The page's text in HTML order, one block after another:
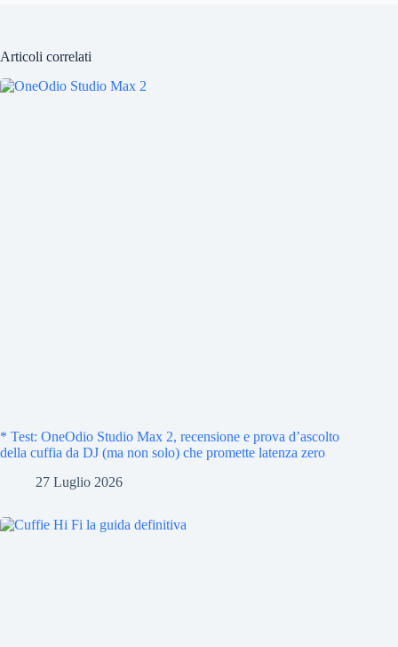
Articoli correlati
* Test: OneOdio Studio Max 2, recensione e prova d’ascolto
della cuffia da DJ (ma non solo) che promette latenza zero
27 Luglio 2026